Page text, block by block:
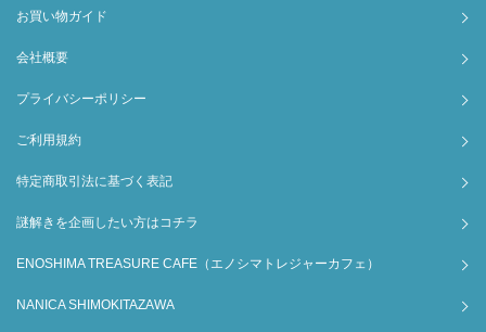
お買い物ガイド
会社概要
プライバシーポリシー
ご利用規約
特定商取引法に基づく表記
謎解きを企画したい方はコチラ
ENOSHIMA TREASURE CAFE（エノシマトレジャーカフェ）
NANICA SHIMOKITAZAWA